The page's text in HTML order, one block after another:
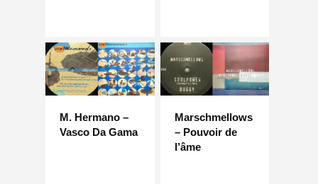
M. Hermano –
Vasco Da Gama
Marschmellows
– Pouvoir de
l’âme